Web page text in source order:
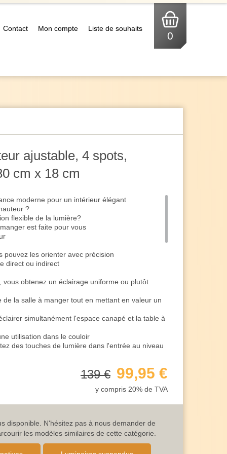
Contact Mon compte Liste de souhaits
0
ajustable, 4 spots,
cm x 18 cm
moderne pour un intérieur élégant
?
flexible de la lumière?
est faite pour vous
pouvez les orienter avec précision
direct ou indirect
vous obtenez un éclairage uniforme ou plutôt
de la salle à manger tout en mettant en valeur un
simultanément l'espace canapé et la table à
utilisation dans le couloir
des touches de lumière dans l'entrée au niveau
utilisation dans la cuisine
tout en éclairant la table à manger
câble
la raccourcir
de tige et est suspendu horizontalement aux
139 € 99,95 €
y compris 20% de TVA
disponible. N'hésitez pas à nous demander de
les modèles similaires de cette catégorie.